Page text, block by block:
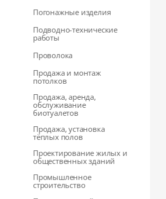
Погонажные изделия
Подводно-технические
работы
Проволока
Продажа и монтаж
потолков
Продажа, аренда,
обслуживание
биотуалетов
Продажа, установка
тёплых полов
Проектирование жилых и
общественных зданий
Промышленное
строительство